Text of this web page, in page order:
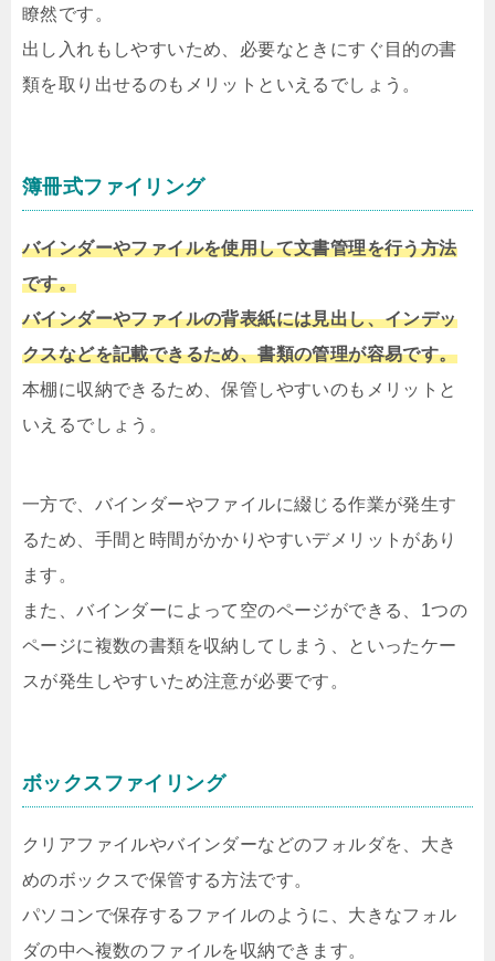
瞭然です。
出し入れもしやすいため、必要なときにすぐ目的の書
類を取り出せるのもメリットといえるでしょう。
簿冊式ファイリング
バインダーやファイルを使用して文書管理を行う方法
です。
バインダーやファイルの背表紙には見出し、インデッ
クスなどを記載できるため、書類の管理が容易です。
本棚に収納できるため、保管しやすいのもメリットと
いえるでしょう。
一方で、バインダーやファイルに綴じる作業が発生す
るため、手間と時間がかかりやすいデメリットがあり
ます。
また、バインダーによって空のページができる、1つの
ページに複数の書類を収納してしまう、といったケー
スが発生しやすいため注意が必要です。
ボックスファイリング
クリアファイルやバインダーなどのフォルダを、大き
めのボックスで保管する方法です。
パソコンで保存するファイルのように、大きなフォル
ダの中へ複数のファイルを収納できます。